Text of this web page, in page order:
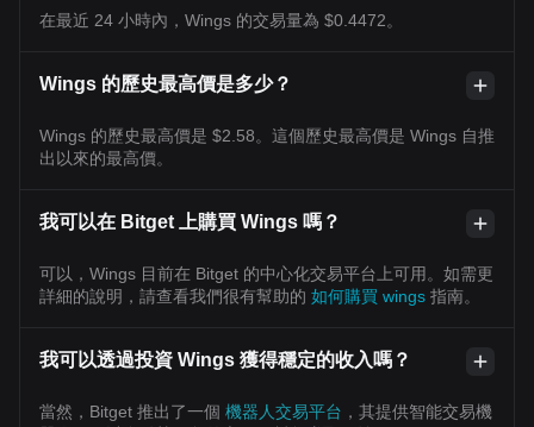
在最近 24 小時內，Wings 的交易量為 $0.4472。
Wings 的歷史最高價是多少？
Wings 的歷史最高價是 $2.58。這個歷史最高價是 Wings 自推
出以來的最高價。
我可以在 Bitget 上購買 Wings 嗎？
可以，Wings 目前在 Bitget 的中心化交易平台上可用。如需更
詳細的說明，請查看我們很有幫助的 如何購買 wings 指南。
我可以透過投資 Wings 獲得穩定的收入嗎？
當然，Bitget 推出了一個 機器人交易平台 ，其提供智能交易機